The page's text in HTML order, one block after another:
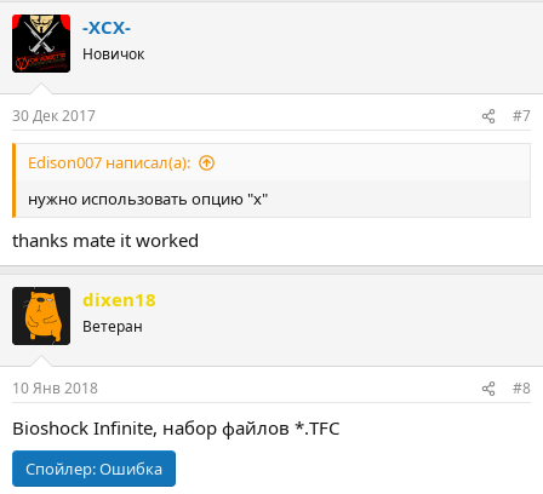
к
ц
и
-XCX-
Новичок
30 Дек 2017 #7
Edison007 написал(а):
нужно использовать опцию "x"
thanks mate it worked
dixen18
Ветеран
10 Янв 2018 #8
Bioshock Infinite, набор файлов *.TFC
Спойлер:Ошибка